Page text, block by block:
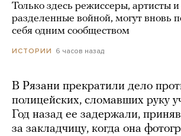
Только здесь режиссеры, артисты и
разделенные войной, могут вновь
себя одним сообществом
ИСТОРИИ 6 часов назад
В Рязани прекратили дело
полицейских, сломавших руку
Год назад ее задержали, приняв
за закладчицу, когда она